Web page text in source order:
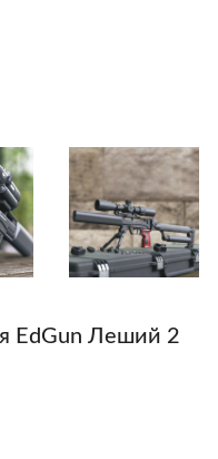
EdGun Леший 2